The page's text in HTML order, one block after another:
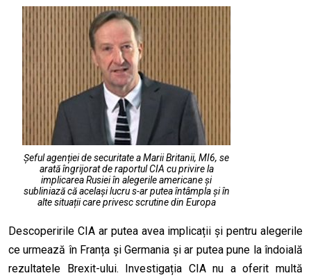
Șeful agenției de securitate a Marii Britanii, MI6, se
arată îngrijorat de raportul CIA cu privire la
implicarea Rusiei în alegerile americane și
subliniază că același lucru s-ar putea întâmpla și în
alte situații care privesc scrutine din Europa
Descoperirile CIA ar putea avea implicații și pentru alegerile
ce urmează în Franța și Germania și ar putea pune la îndoială
rezultatele Brexit-ului. Investigația CIA nu a oferit multă